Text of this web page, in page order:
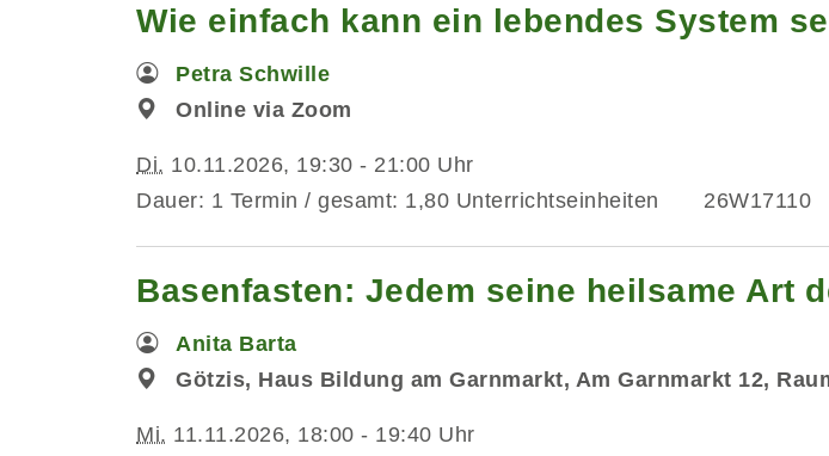
Wie einfach kann ein lebendes System
Petra Schwille
Online via Zoom
Di. 10.11.2026, 19:30 - 21:00 Uhr
Dauer: 1 Termin / gesamt: 1,80 Unterrichtseinheiten
26W17110
Basenfasten: Jedem seine heilsame Art
Anita Barta
Götzis, Haus Bildung am Garnmarkt, Am Garnmarkt 12,
Mi. 11.11.2026, 18:00 - 19:40 Uhr